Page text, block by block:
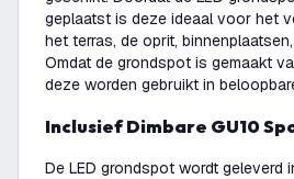
geplaatst is deze ideaal voor het
het terras, de oprit,
Omdat de grondspot is gemaakt
deze worden gebruikt in
Inclusief Dimbare GU10
De LED grondspot wordt geleverd